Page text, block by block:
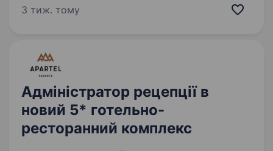
створювати затишок і шукаєш стабільну
3 тиж. тому
Адміністратор рецепції в
новий 5* готельно-
ресторанний комплекс